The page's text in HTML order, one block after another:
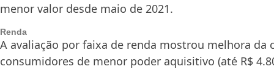
menor valor desde maio de 2021.
Renda
A avaliação por faixa de renda mostrou melhora da
consumidores de menor poder aquisitivo (até R$